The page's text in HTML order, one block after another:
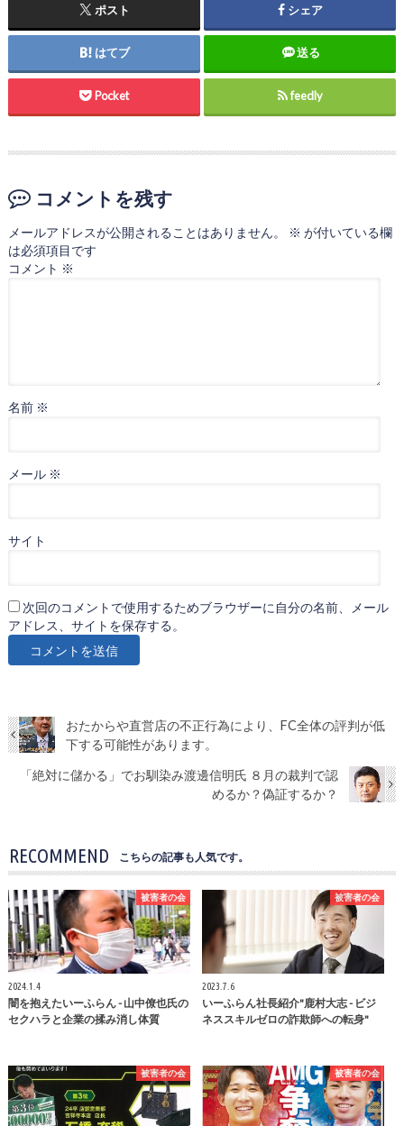
ポスト シェア
はてブ 送る
Pocket feedly
コメントを残す
メールアドレスが公開されることはありません。 ※ が付いている欄
は必須項目です
コメント ※
名前 ※
メール ※
サイト
次回のコメントで使用するためブラウザーに自分の名前、メール
アドレス、サイトを保存する。
おたからや直営店の不正行為により、FC全体の評判が低
下する可能性があります。
「絶対に儲かる」でお馴染み渡邊信明氏 ８月の裁判で認
めるか？偽証するか？
RECOMMEND こちらの記事も人気です。
被害者の会
2024.1.4
闇を抱えたいーふらん - 山中僚也氏の
セクハラと企業の揉み消し体質
被害者の会
2023.7.6
いーふらん社長紹介"鹿村大志 - ビジ
ネススキルゼロの詐欺師への転身"
被害者の会 被害者の会